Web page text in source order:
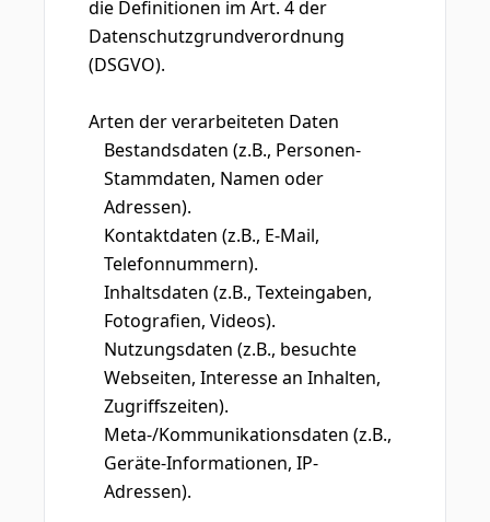
die Definitionen im Art. 4 der
Datenschutzgrundverordnung
(DSGVO).
Arten der verarbeiteten Daten
Bestandsdaten (z.B., Personen-
Stammdaten, Namen oder
Adressen).
Kontaktdaten (z.B., E-Mail,
Telefonnummern).
Inhaltsdaten (z.B., Texteingaben,
Fotografien, Videos).
Nutzungsdaten (z.B., besuchte
Webseiten, Interesse an Inhalten,
Zugriffszeiten).
Meta-/Kommunikationsdaten (z.B.,
Geräte-Informationen, IP-
Adressen).